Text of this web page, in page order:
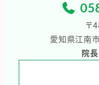
〒
愛知県江南
院